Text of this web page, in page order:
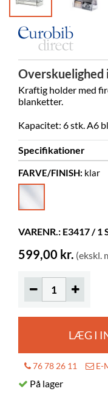
Overskuelighed
Kraftig holder med
blanketter.
Kapacitet: 6 stk. A6
Specifikationer
Bredde
Dybde
Farve
Materiale
Skal samles
FARVE/FINISH: klar
VARENR.: E3417 / 1
599,00 kr. (ekskl.
LÆG I
76 78 26 11 E-
På lager